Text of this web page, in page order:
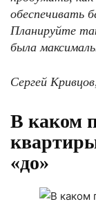
обеспечивать
Планируйте
была
Сергей
В каком
«до»